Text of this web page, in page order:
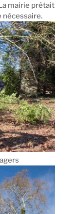
mairie prêtait
nécessaire.